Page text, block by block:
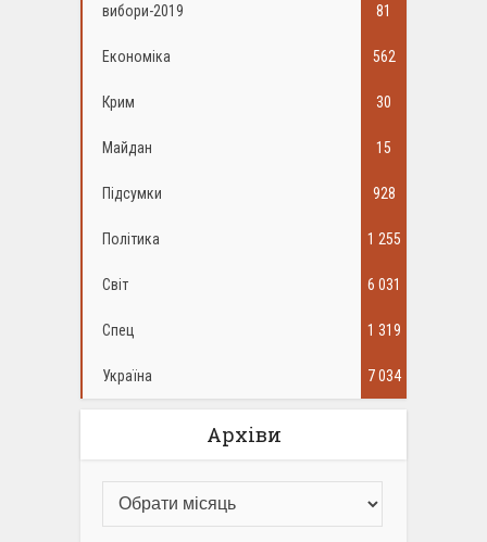
вибори-2019 81
Економіка 562
Крим 30
Майдан 15
Підсумки 928
Політика 1 255
Світ 6 031
Спец 1 319
Україна 7 034
Архіви